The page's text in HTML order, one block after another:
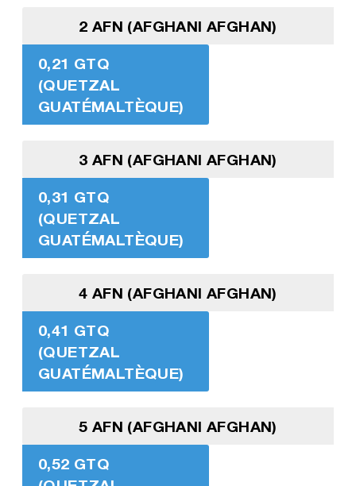
2 AFN (AFGHANI AFGHAN)
0,21 GTQ
(QUETZAL
GUATÉMALTÈQUE)
3 AFN (AFGHANI AFGHAN)
0,31 GTQ
(QUETZAL
GUATÉMALTÈQUE)
4 AFN (AFGHANI AFGHAN)
0,41 GTQ
(QUETZAL
GUATÉMALTÈQUE)
5 AFN (AFGHANI AFGHAN)
0,52 GTQ